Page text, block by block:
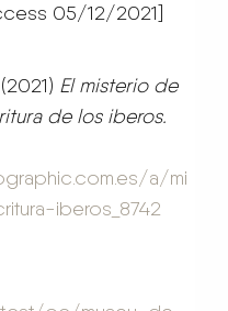
05/12/2021]
El misterio de
de los iberos.
a/mi
iberos_8742